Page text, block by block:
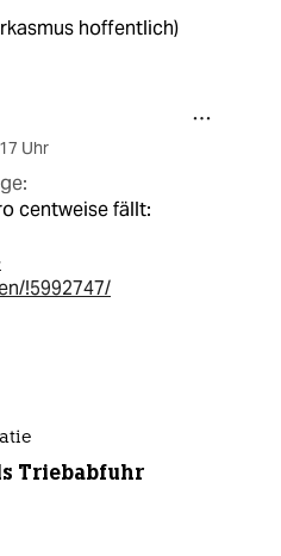
hoffentlich)
Uhr
centweise fällt:
!5992747/
Triebabfuhr